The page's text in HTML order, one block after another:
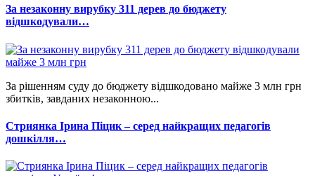
За незаконну вирубку 311 дерев до бюджету
відшкодували…
За рішенням суду до бюджету відшкодовано майже 3 млн грн
збитків, завданих незаконною...
Стриянка Ірина Піцик – серед найкращих педагогів
дошкілля…